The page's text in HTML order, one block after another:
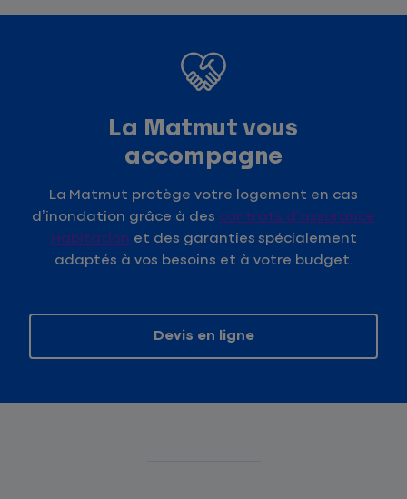
La Matmut vous
accompagne
La Matmut protège votre logement en cas
d’inondation grâce à des contrats d’assurance
Habitation et des garanties spécialement
adaptés à vos besoins et à votre budget.
Devis en ligne